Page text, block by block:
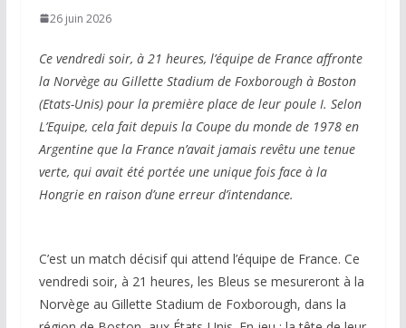
26 juin 2026
Ce vendredi soir, à 21 heures, l’équipe de France affronte
la Norvège au Gillette Stadium de Foxborough à Boston
(Etats-Unis) pour la première place de leur poule I. Selon
L’Equipe, cela fait depuis la Coupe du monde de 1978 en
Argentine que la France n’avait jamais revêtu une tenue
verte, qui avait été portée une unique fois face à la
Hongrie en raison d’une erreur d’intendance.
C’est un match décisif qui attend l’équipe de France. Ce
vendredi soir, à 21 heures, les Bleus se mesureront à la
Norvège au Gillette Stadium de Foxborough, dans la